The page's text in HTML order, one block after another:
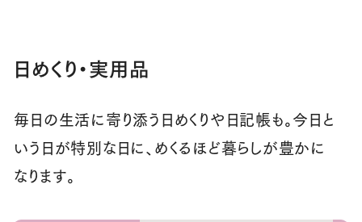
日めくり・実用品
毎日の生活に寄り添う日めくりや日記帳も。今日と
いう日が特別な日に、めくるほど暮らしが豊かに
なります。